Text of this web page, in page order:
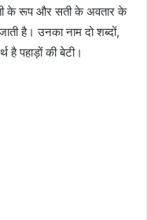
के रूप और सती के अवतार के
है। उनका नाम दो शब्दों,
है पहाड़ों की बेटी।